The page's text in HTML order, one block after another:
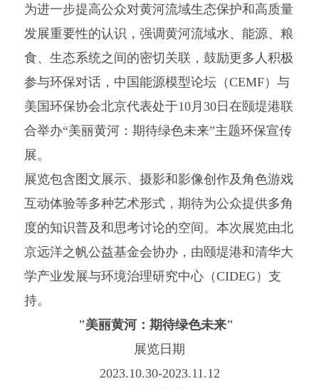
为进一步提高公众对黄河流域生态保护和高质量
发展重要性的认识，强调黄河流域水、能源、粮
食、生态系统之间的密切关联，鼓励更多人积极
参与环保对话，中国能源模型论坛（CEMF）与
美国环保协会北京代表处于10月30日在颐堤港联
合举办“美丽黄河：期待绿色未来”主题环保宣传
展。
展览包含图文展示、摄影和影像创作及角色游戏
互动体验等多种艺术形式，期待为公众提供多角
度的知识普及和思考讨论的空间。本次展览由北
京远洋之帆公益基金会协办，由颐堤港和清华大
学产业发展与环境治理研究中心（CIDEG）支
持。
"美丽黄河：期待绿色未来"
展览日期
2023.10.30-2023.11.12